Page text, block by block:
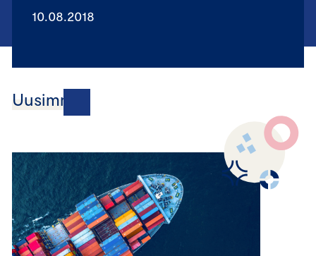
10.08.2018
Uusimmat